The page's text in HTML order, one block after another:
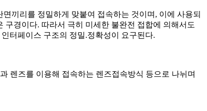
끼리를 정밀하게 맞붙여 접속하는 것이며, 이에 사용되
경이다. 따라서 극히 미세한 불완전 접합에 의해서도
터페이스 구조의 정밀.정확성이 요구된다.
렌즈를 이용해 접속하는 렌즈접속방식 등으로 나뉘며